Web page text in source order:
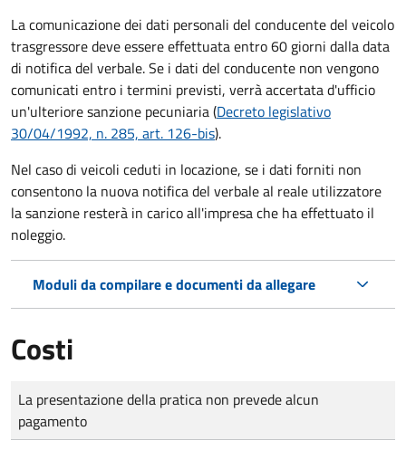
La comunicazione dei dati personali del conducente del veicolo
trasgressore deve essere effettuata entro 60 giorni dalla data
di notifica del verbale.Se i dati del conducente non vengono
comunicati entro i termini previsti, verrà accertata d'ufficio
un'ulteriore sanzione pecuniaria (Decreto legislativo
30/04/1992, n. 285, art. 126-bis).
Nel caso di veicoli ceduti in locazione, se i dati forniti non
consentono la nuova notifica del verbale al reale utilizzatore
la sanzione resterà in carico all'impresa che ha effettuato il
noleggio.
Moduli da compilare e documenti da allegare
Costi
Tipo di pagamento
Importo
La presentazione della pratica non prevede alcun
pagamento